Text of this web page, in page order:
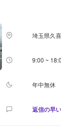
ているスペースに駐
ました」とお伝えく
休日：日曜日、祝日
埼玉県久
9:00 ~
年中無休
返信の早